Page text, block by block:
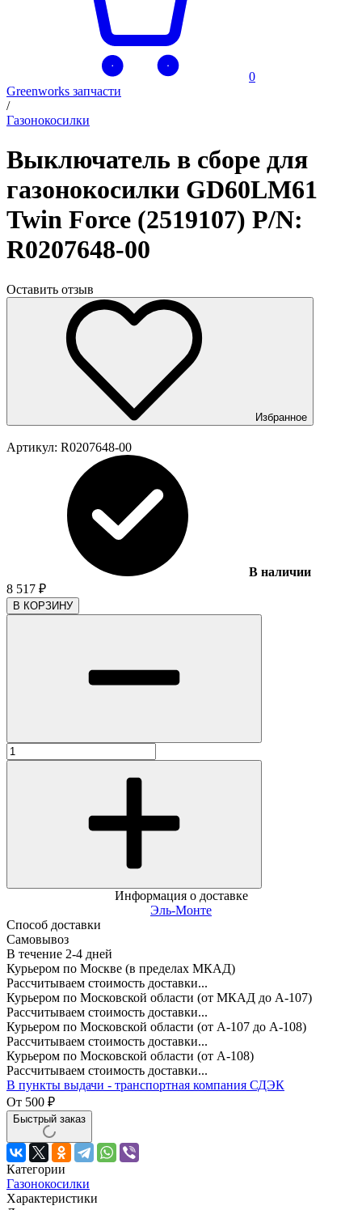
0
Greenworks запчасти
/
Газонокосилки
Выключатель в сборе для
газонокосилки GD60LM61
Twin Force (2519107) P/N:
R0207648-00
Оставить отзыв
Избранное
Артикул: R0207648-00
В наличии
8 517 ₽
В КОРЗИНУ
Информация о доставке
Эль-Монте
Способ доставки
Самовывоз
В течение 2-4 дней
Курьером по Москве (в пределах МКАД)
Рассчитываем стоимость доставки...
Курьером по Московской области (от МКАД до А-107)
Рассчитываем стоимость доставки...
Курьером по Московской области (от А-107 до А-108)
Рассчитываем стоимость доставки...
Курьером по Московской области (от А-108)
Рассчитываем стоимость доставки...
В пункты выдачи - транспортная компания СДЭК
От 500 ₽
Быстрый заказ
Категории
Газонокосилки
Характеристики